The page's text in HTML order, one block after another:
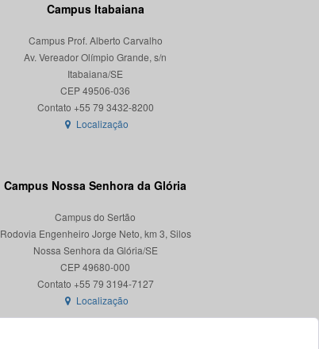
Campus Itabaiana
Campus Prof. Alberto Carvalho
Av. Vereador Olímpio Grande, s/n
Itabaiana/SE
CEP 49506-036
Localização
Campus Nossa Senhora da Glória
Campus do Sertão
Rodovia Engenheiro Jorge Neto, km 3, Silos
Nossa Senhora da Glória/SE
CEP 49680-000
Contato +55 79 3194-7127
Localização